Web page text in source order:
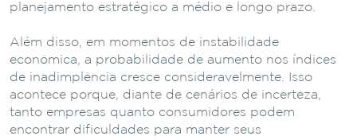
planejamento estratégico a médio e longo prazo.
Além disso, em momentos de instabilidade
econômica, a probabilidade de aumento nos índices
de inadimplência cresce consideravelmente. Isso
acontece porque, diante de cenários de incerteza,
tanto empresas quanto consumidores podem
encontrar dificuldades para manter seus